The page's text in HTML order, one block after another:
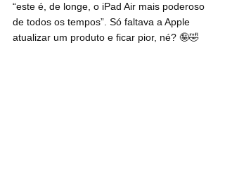
“este é, de longe, o iPad Air mais poderoso
de todos os tempos”. Só faltava a Apple
atualizar um produto e ficar pior, né? 🤪🤣